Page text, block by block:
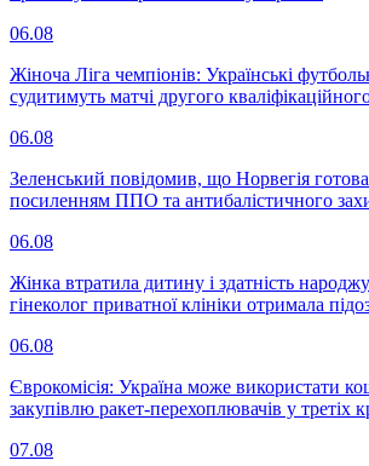
06.08
Жіноча Ліга чемпіонів: Українські
судитимуть матчі другого
06.08
Зеленський повідомив, що Норвегія
посиленням ППО та антибалістичного
06.08
Жінка втратила дитину і здатність
гінеколог приватної клініки отримала
06.08
Єврокомісія: Україна може використати
закупівлю ракет-перехоплювачів у третіх
07.08